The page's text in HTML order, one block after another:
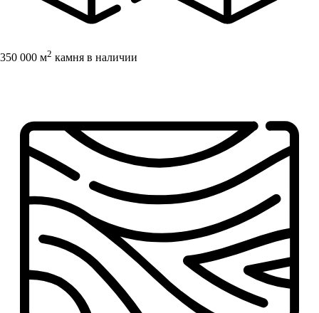
350 000 м2 камня в наличии